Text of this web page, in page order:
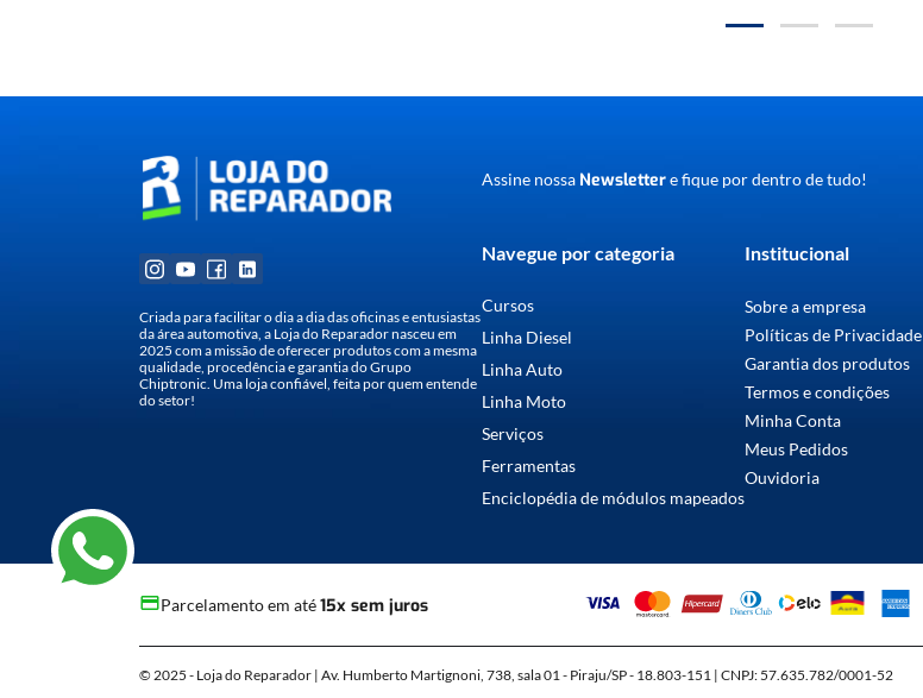
Criada para facilitar o dia a dia das oficinas e entusiastas
da área automotiva, a Loja do Reparador nasceu em
2025 com a missão de oferecer produtos com a mesma
qualidade, procedência e garantia do Grupo
Chiptronic. Uma loja confiável, feita por quem entende
do setor!
Assine nossa Newslettere fique por dentro de tudo!
Navegue por categoria
Cursos
Linha Diesel
Linha Auto
Linha Moto
Serviços
Ferramentas
Enciclopédia de módulos mapeados
Institucional
Sobre a empresa
Políticas de Privacidade
Garantia dos produtos
Termos e condições
Minha Conta
Meus Pedidos
Ouvidoria
Parcelamento em até15x sem juros
© 2025 - Loja do Reparador | Av. Humberto Martignoni, 738, sala 01 - Piraju/SP - 18.803-151 | CNPJ: 57.635.782/0001-52